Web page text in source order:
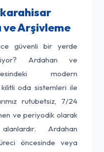
ve Arşivleme
güvenli bir yerde
Ardahan ve
modern
kilitli oda sistemleri ile
rutubetsiz, 7/24
ve periyodik olarak
Ardahan
öncesinde veya